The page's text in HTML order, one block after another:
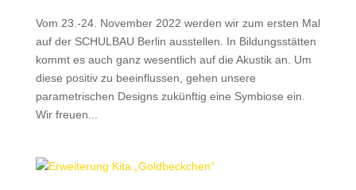
Vom 23.-24. November 2022 werden wir zum ersten Mal
auf der SCHULBAU Berlin ausstellen. In Bildungsstätten
kommt es auch ganz wesentlich auf die Akustik an. Um
diese positiv zu beeinflussen, gehen unsere
parametrischen Designs zukünftig eine Symbiose ein.
Wir freuen...